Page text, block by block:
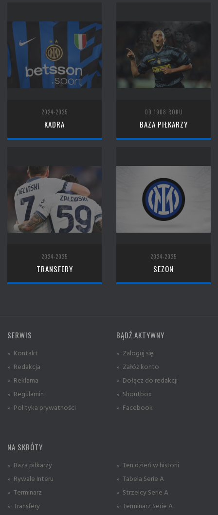
2024-2025
KADRA
OD 1908 ROKU
BAZA PIŁKARZY
2024-2025
TRANSFERY
2024-2025
SEZON
SERWIS
» Kontakt
» Redakcja
» Reklama
» Regulamin
» Polityka prywatności
BĄDŹ AKTYWNY
» Zaloguj się
» Załóż konto
» Dołącz do redakcji
» Shoutbox
» Facebook
NA SKRÓTY
» Baza piłkarzy
» Rywale Interu
» Terminarz
» Transfery
» Ten dzień w historii
» Tabela Serie A
» Strzelcy Serie A
» Terminarz Serie A